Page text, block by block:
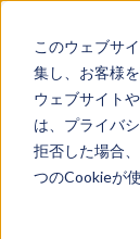
このウェブサ
集し、お客様
ウェブサイト
は、プライバ
拒否した場合
つのCookieが